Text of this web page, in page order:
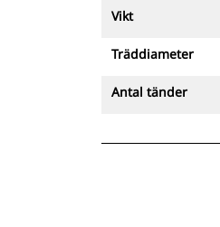
Vikt
Träddiameter
Antal tänder